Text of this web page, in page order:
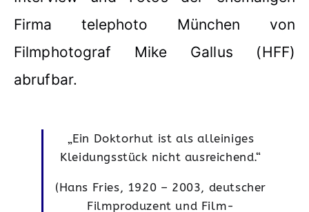
Firma telephoto München von
Filmphotograf Mike Gallus (HFF)
abrufbar.
„Ein Doktorhut ist als alleiniges
Kleidungsstück nicht ausreichend.“
(Hans Fries, 1920 – 2003, deutscher
Filmproduzent und Film-